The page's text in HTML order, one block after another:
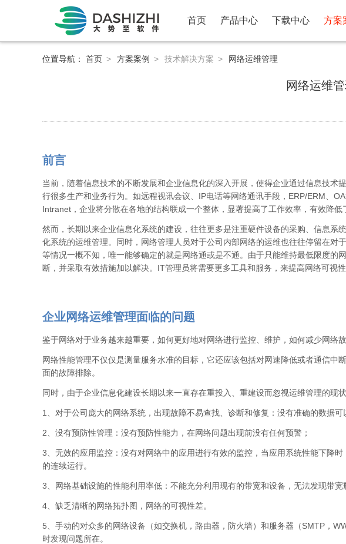
首页 产品中心 下载中心 方案
位置导航： 首页 > 方案案例 > 技术解决方案 > 网络运维管理
网络运维
前言
当前，随着信息技术的不断发展和企业信息化的深入开展，使得企业通过信息技
行很多生产和业务行为。如远程视讯会议、IP电话等网络通讯手段，ERP/ERM、
Intranet，企业将分散在各地的结构联成一个整体，显著提高了工作效率，有效降低
然而，长期以来企业信息化系统的建设，往往更多是注重硬件设备的采购、信息系
化系统的运维管理。同时，网络管理人员对于公司内部网络的运维也往往停留在
等情况一概不知，唯一能够确定的就是网络通或是不通。由于只能维持最低限度的
断，并采取有效措施加以解决。IT管理员将需要更多工具和服务，来提高网络可视
企业网络运维管理面临的问题
鉴于网络对于业务越来越重要，如何更好地对网络进行监控、维护，如何减少网络
网络性能管理不仅仅是测量服务水准的目标，它还应该包括对网速降低或者通信
面的故障排除。
同时，由于企业信息化建设长期以来一直存在重投入、重建设而忽视运维管理的现
1、对于公司庞大的网络系统，出现故障不易查找、诊断和修复：没有准确的数据
2、没有预防性管理：没有预防性能力，在网络问题出现前没有任何预警；
3、无效的应用监控：没有对网络中的应用进行有效的监控，当应用系统性能下降
的连续运行。
3、网络基础设施的性能利用率低：不能充分利用现有的带宽和设备，无法发现带宽
4、缺乏清晰的网络拓扑图，网络的可视性差。
5、手动的对众多的网络设备（如交换机，路由器，防火墙）和服务器（SMTP，
时发现问题所在。